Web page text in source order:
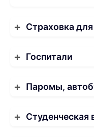
Страховка
Госпитали
Паромы,
Студенческая